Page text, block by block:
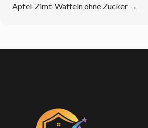
Apfel-Zimt-Waffeln ohne Zucker →